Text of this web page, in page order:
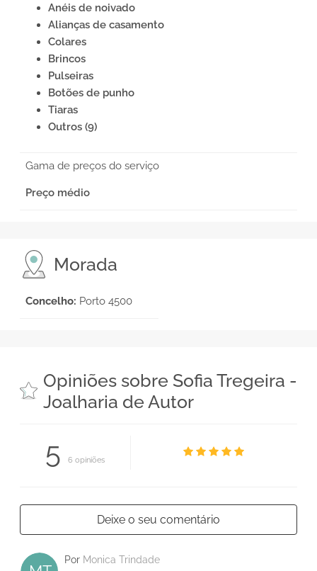
Anéis de noivado
Alianças de casamento
Colares
Brincos
Pulseiras
Botões de punho
Tiaras
Outros (9)
Gama de preços do serviço
Preço médio
Morada
Concelho: Porto 4500
Opiniões sobre Sofia Tregeira -
Joalharia de Autor
5 6 opiniões
Deixe o seu comentário
Por Monica Trindade